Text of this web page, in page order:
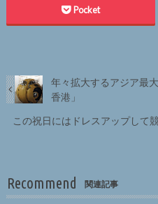
Pocket
年々拡大するアジア最
香港」
この祝日にはドレスアップして
Recommend 関連記事